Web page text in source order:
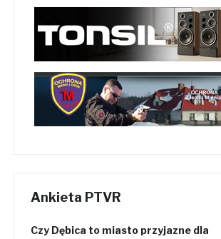
Ankieta PTVR
Czy Dębica to miasto przyjazne dla